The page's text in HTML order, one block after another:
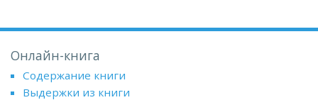
Онлайн-книга
Содержание книги
Выдержки из книги